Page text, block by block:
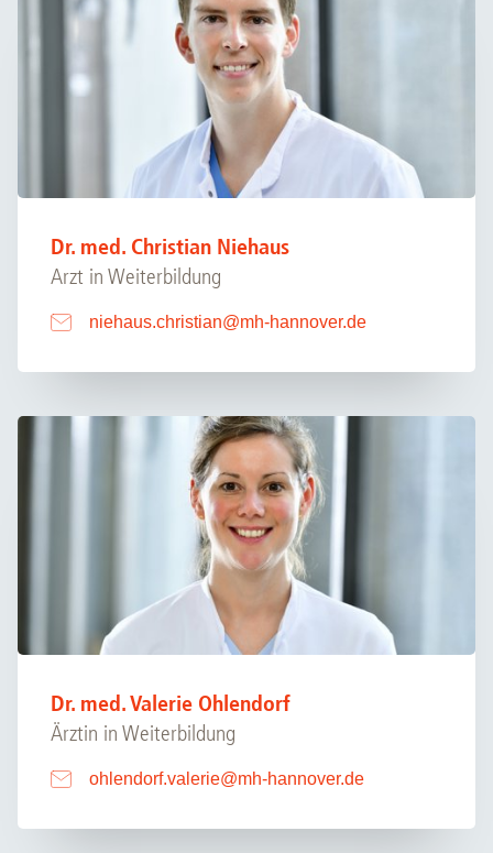
Dr. med. Christian Niehaus
Arzt in Weiterbildung
niehaus.christian@mh-hannover.de
Dr. med. Valerie Ohlendorf
Ärztin in Weiterbildung
ohlendorf.valerie@mh-hannover.de